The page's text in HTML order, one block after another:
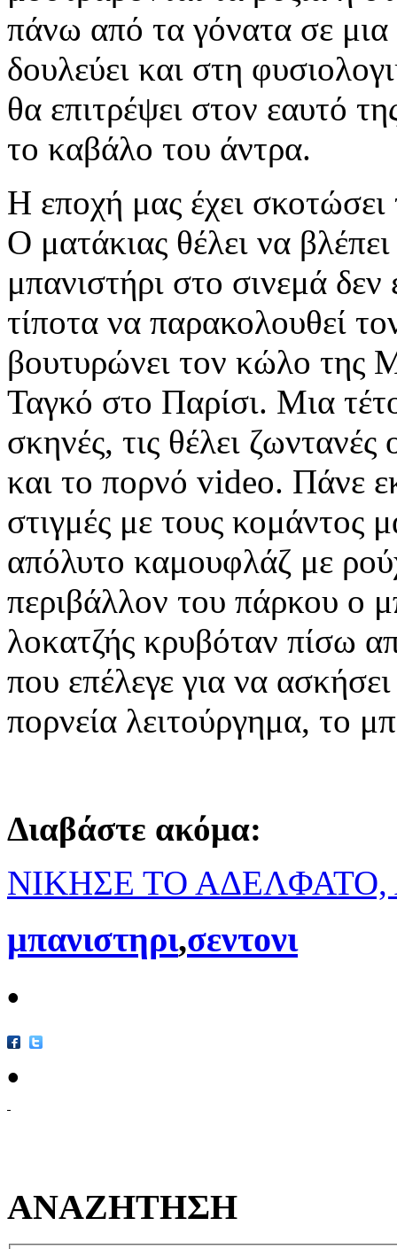
πάνω από τα γόνατα σε
δουλεύει και στη
θα επιτρέψει στον εαυτό
το καβάλο του άντρα.
Η εποχή μας έχει
Ο ματάκιας θέλει να
μπανιστήρι στο σινεμά δεν
τίποτα να παρακολουθεί
βουτυρώνει τον κώλο της
Ταγκό στο Παρίσι. Μια
σκηνές, τις θέλει
και το πορνό video. Πάνε
στιγμές με τους κομάντος
απόλυτο καμουφλάζ με
περιβάλλον του πάρκου ο
λοκατζής κρυβόταν πίσω
που επέλεγε για να
πορνεία λειτούργημα, το
Διαβάστε ακόμα:
ΝΙΚΗΣΕ ΤΟ ΑΔΕΛΦΑΤΟ,
μπανιστηρι,σεντονι
•
•
ΑΝΑΖΗΤΗΣΗ